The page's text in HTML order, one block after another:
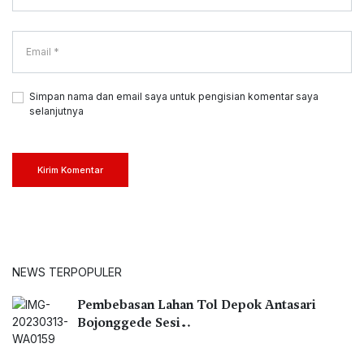
Simpan nama dan email saya untuk pengisian komentar saya
selanjutnya
Kirim Komentar
NEWS TERPOPULER
Pembebasan Lahan Tol Depok Antasari
Bojonggede Sesi…